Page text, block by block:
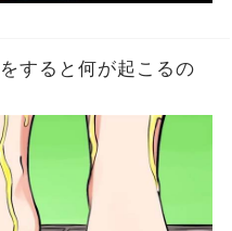
すると何が起こるの